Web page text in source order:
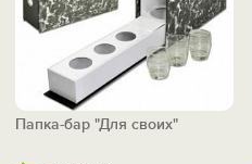
Папка-бар "Для своих"